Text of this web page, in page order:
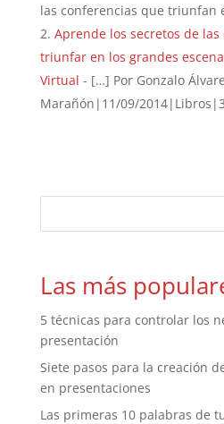
las conferencias que triunfan
Aprende los secretos de las
triunfar en los grandes
Virtual - […] Por Gonzalo
Marañón|11/09/
Las más
5 técnicas para controlar los
presentación
Siete pasos para la creación
en presentaciones
Las primeras 10 palabras de